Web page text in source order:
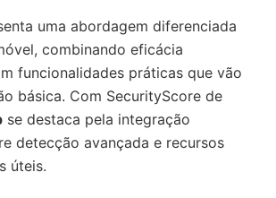
uma abordagem diferenciada
combinando eficácia
funcionalidades práticas que vão
básica. Com SecurityScore de
se destaca pela integração
detecção avançada e recursos
úteis.